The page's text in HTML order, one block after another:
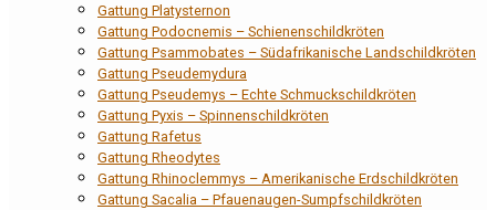
Gattung Platysternon
Gattung Podocnemis – Schienenschildkröten
Gattung Psammobates – Südafrikanische Landschildkröten
Gattung Pseudemydura
Gattung Pseudemys – Echte Schmuckschildkröten
Gattung Pyxis – Spinnenschildkröten
Gattung Rafetus
Gattung Rheodytes
Gattung Rhinoclemmys – Amerikanische Erdschildkröten
Gattung Sacalia – Pfauenaugen-Sumpfschildkröten